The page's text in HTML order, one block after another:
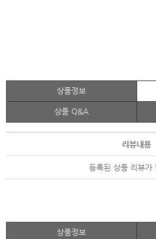
상품정보
상품 Q&A
리뷰내용
등록된 상품 리뷰가
상품정보